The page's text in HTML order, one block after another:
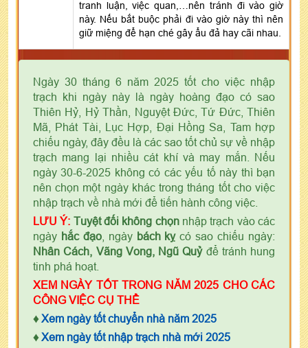
tranh luận, việc quan,…nên tránh đi vào giờ
này. Nếu bắt buộc phải đi vào giờ này thì nên
giữ miệng để hạn ché gây ẩu đả hay cãi nhau.
Ngày 30 tháng 6 năm 2025 tốt cho việc nhập
trạch khi ngày này là ngày hoàng đạo có sao
Thiên Hỷ, Hỷ Thần, Nguyệt Đức, Tứ Đức, Thiên
Mã, Phát Tài, Lục Hợp, Đại Hồng Sa, Tam hợp
chiếu ngày, đây đều là các sao tốt chủ sự về nhập
trạch mang lại nhiều cát khí và may mắn. Nếu
ngày 30-6-2025 không có các yếu tố này thì bạn
nên chọn một ngày khác trong tháng tốt cho việc
nhập trạch về nhà mới để tiến hành công việc.
LƯU Ý: Tuyệt đối không chọnnhập trạch vào các
ngày hắc đạo, ngày bách kỵcó sao chiếu ngày:
Nhân Cách, Vãng Vong, Ngũ Quỷđể tránh hung
tinh phá hoạt.
XEM NGÀY TỐT TRONG NĂM 2025 CHO CÁC
CÔNG VIỆC CỤ THỂ
♦ Xem ngày tốt chuyển nhà năm 2025
♦ Xem ngày tốt nhập trạch nhà mới 2025